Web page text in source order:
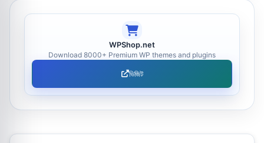
WPShop.net
Download 8000+ Premium WP themes and plugins
ভিজিট